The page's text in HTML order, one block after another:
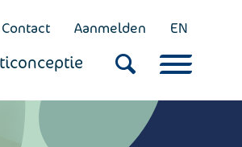
Contact Aanmelden EN